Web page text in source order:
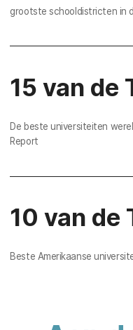
grootste schooldistricten in
15 van de
De beste universiteiten
Report
10 van de
Beste Amerikaanse